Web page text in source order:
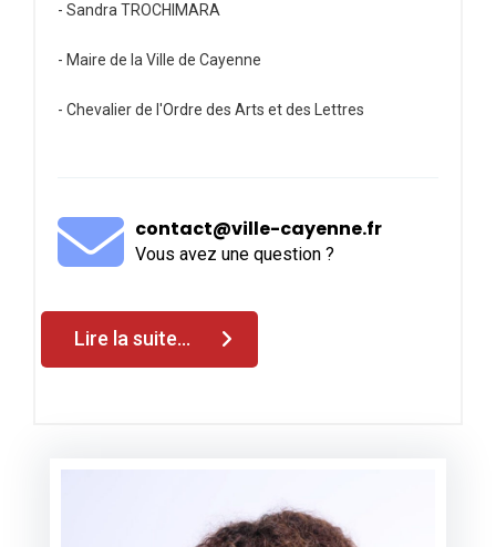
- Sandra TROCHIMARA
- Maire de la Ville de Cayenne
- Chevalier de l'Ordre des Arts et des Lettres
contact@ville-cayenne.fr
Vous avez une question ?
Lire la suite...